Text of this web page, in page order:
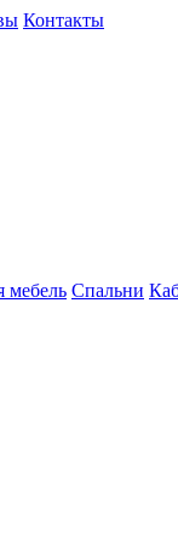
Контакты
мебель Спальни